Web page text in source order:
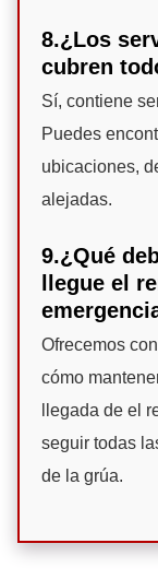
8.¿Los
cubren
Sí, contiene
Puedes
ubicaciones,
alejadas.
9.¿Qué
llegue el
Ofrecemos
cómo
llegada de el
seguir todas
de la grúa.